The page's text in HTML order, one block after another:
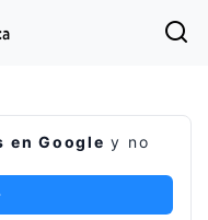
en Google y no